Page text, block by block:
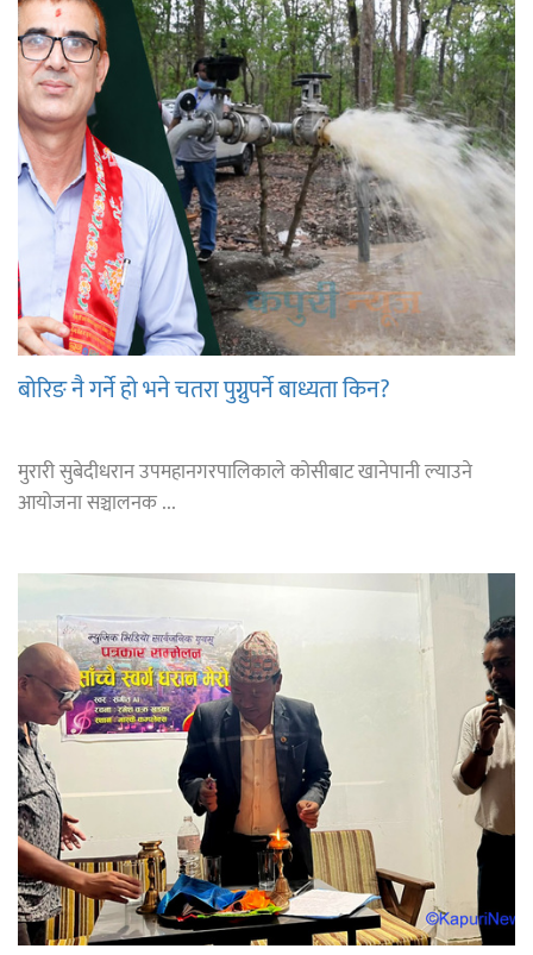
बोरिङ नै गर्ने हो भने चतरा पुग्नुपर्ने बाध्यता किन?
मुरारी सुबेदीधरान उपमहानगरपालिकाले कोसीबाट खानेपानी ल्याउने
आयोजना सञ्चालनक ...